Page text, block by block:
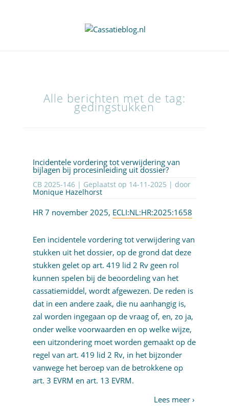
Alle berichten met de tag:
gedingstukken
Incidentele vordering tot verwijdering van
bijlagen bij procesinleiding uit dossier?
CB 2025-146 | Geplaatst op 14-11-2025 | door
Monique Hazelhorst
HR 7 november 2025, ECLI:NL:HR:2025:1658
Een incidentele vordering tot verwijdering van
stukken uit het dossier, op de grond dat deze
stukken gelet op art. 419 lid 2 Rv geen rol
kunnen spelen bij de beoordeling van het
cassatiemiddel, wordt afgewezen. De reden is
dat in een andere zaak, die nu aanhangig is,
zal worden ingegaan op de vraag of, en, zo ja,
onder welke voorwaarden en op welke wijze,
een uitzondering moet worden gemaakt op de
regel van art. 419 lid 2 Rv, in het bijzonder
vanwege het beroep van de betrokkene op
art. 3 EVRM en art. 13 EVRM.